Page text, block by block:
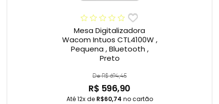
Mesa Digitalizadora
Wacom Intuos CTL4100W ,
Pequena , Bluetooth ,
Preto
De R$ 694,45
R$ 596,90
Até 12x de R$60,74 no cartão